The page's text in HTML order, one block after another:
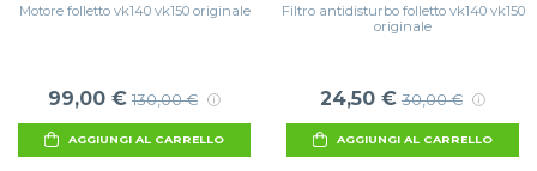
Motore folletto vk140 vk150 originale
99,00 € 130,00 €
AGGIUNGI AL CARRELLO
Filtro antidisturbo folletto vk140 vk150
originale
24,50 € 30,00 €
AGGIUNGI AL CARRELLO